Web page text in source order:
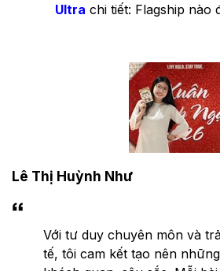
Ultra chi tiết: Flagship nào
Lê Thị Huỳnh Như
Với tư duy chuyên môn và
tế, tôi cam kết tạo nên